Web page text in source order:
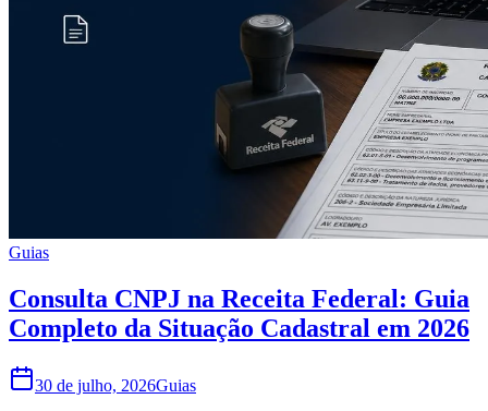
Guias
Consulta CNPJ na Receita Federal: Guia
Completo da Situação Cadastral em 2026
30 de julho, 2026Guias